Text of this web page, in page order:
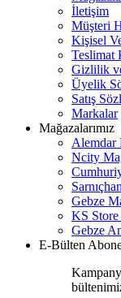
İletişim
Müşteri
Kişisel
Teslimat
Gizlilik
Üyelik
Satış
Markalar
Mağazalarımız
Alemdar
Ncity
Gebze
KS Store
Gebze
E-Bülten